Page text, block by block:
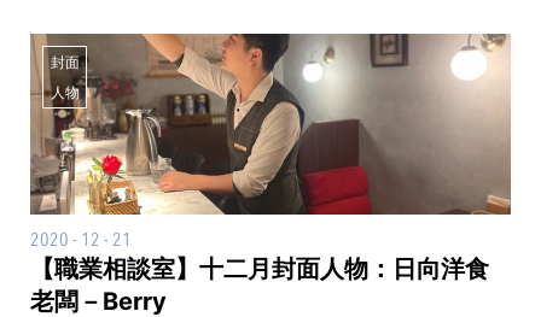
封面
人物
2020 - 12 - 21
【職業相談室】十二月封面人物：日向洋食
老闆－Berry